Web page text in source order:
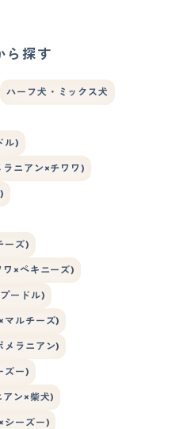
ら探す
ハーフ犬・ミックス犬
ル)
ニアン×チワワ)
ーズ)
×ペキニーズ)
ードル)
マルチーズ)
メラニアン)
ズー)
ン×柴犬)
シーズー)